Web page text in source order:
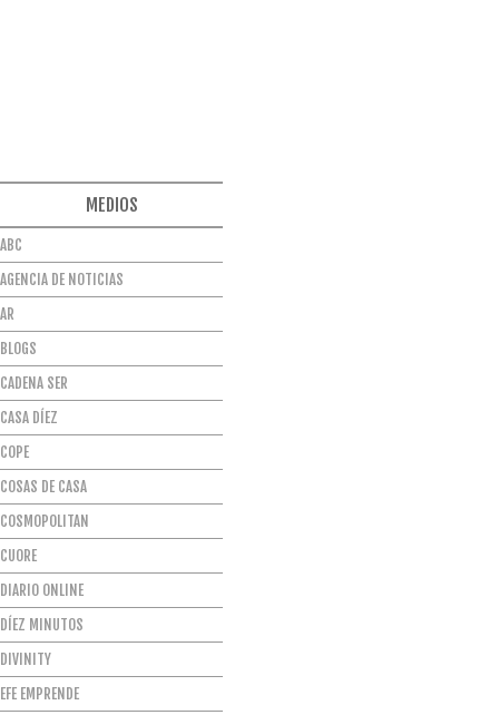
MEDIOS
ABC
AGENCIA DE NOTICIAS
AR
BLOGS
CADENA SER
CASA DÍEZ
COPE
COSAS DE CASA
COSMOPOLITAN
CUORE
DIARIO ONLINE
DÍEZ MINUTOS
DIVINITY
EFE EMPRENDE